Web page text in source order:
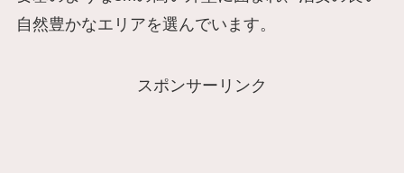
自然豊かなエリアを選んでいます。
スポンサーリンク